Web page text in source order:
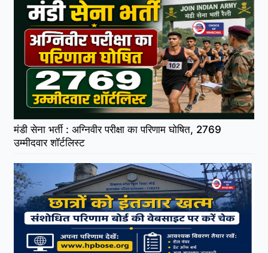
मंडी सेना भर्ती : अग्निवीर परीक्षा का परिणाम घोषित, 2769
उम्मीदवार शॉर्टलिस्ट